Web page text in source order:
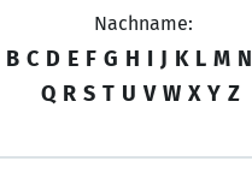
Nachname:
B C D E F G H I J K L M N
Q R S T U V W X Y Z